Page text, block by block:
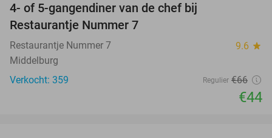
4- of 5-gangendiner van de chef bij
Restaurantje Nummer 7
Restaurantje Nummer 7 9.6 star
Middelburg
Verkocht: 359
Regulier €66
€44